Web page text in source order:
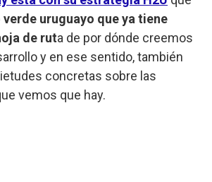
uruguayo que ya tiene
de ruta de por dónde creemos
y en ese sentido, también
concretas sobre las
vemos que hay.